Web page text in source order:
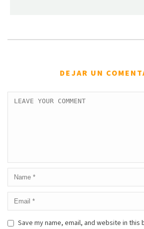
DEJAR UN
Save my name, email, and website in